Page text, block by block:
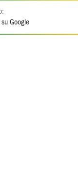
Google